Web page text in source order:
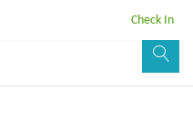
Check In